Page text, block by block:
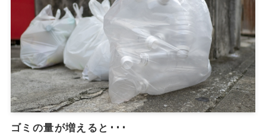
ゴミの量が増えると･･･